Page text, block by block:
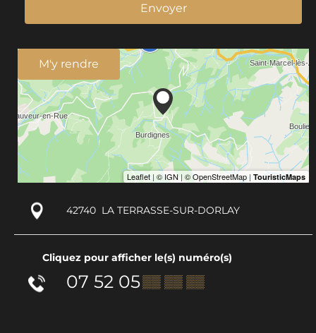
Envoyer
M'y rendre
42740 LA TERRASSE-SUR-DORLAY
Cliquez pour afficher le(s) numéro(s)
07 52 05▒▒ ▒▒ ▒▒